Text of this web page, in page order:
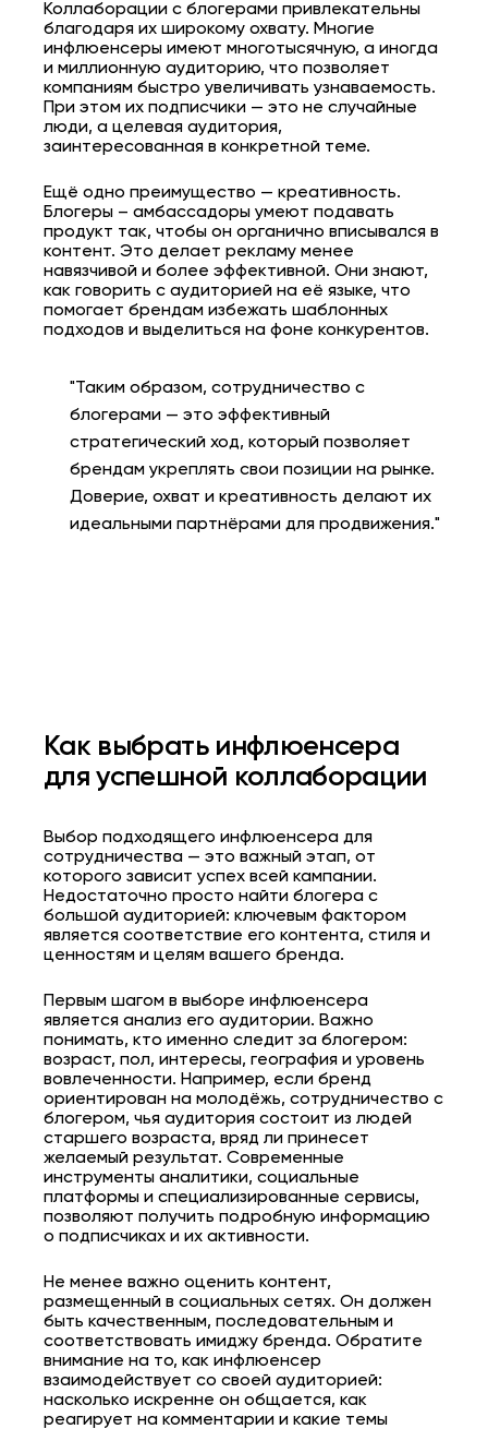
Коллаборации с блогерами привлекательны
благодаря их широкому охвату. Многие
инфлюенсеры имеют многотысячную, а иногда
и миллионную аудиторию, что позволяет
компаниям быстро увеличивать узнаваемость.
При этом их подписчики — это не случайные
люди, а целевая аудитория,
заинтересованная в конкретной теме.
Ещё одно преимущество — креативность.
Блогеры – амбассадоры умеют подавать
продукт так, чтобы он органично вписывался в
контент. Это делает рекламу менее
навязчивой и более эффективной. Они знают,
как говорить с аудиторией на её языке, что
помогает брендам избежать шаблонных
подходов и выделиться на фоне конкурентов.
"Таким образом, сотрудничество с
блогерами — это эффективный
стратегический ход, который позволяет
брендам укреплять свои позиции на рынке.
Доверие, охват и креативность делают их
идеальными партнёрами для продвижения."
Как выбрать инфлюенсера
для успешной коллаборации
Выбор подходящего инфлюенсера для
сотрудничества — это важный этап, от
которого зависит успех всей кампании.
Недостаточно просто найти блогера с
большой аудиторией: ключевым фактором
является соответствие его контента, стиля и
ценностям и целям вашего бренда.
Первым шагом в выборе инфлюенсера
является анализ его аудитории. Важно
понимать, кто именно следит за блогером:
возраст, пол, интересы, география и уровень
вовлеченности. Например, если бренд
ориентирован на молодёжь, сотрудничество с
блогером, чья аудитория состоит из людей
старшего возраста, вряд ли принесет
желаемый результат. Современные
инструменты аналитики, социальные
платформы и специализированные сервисы,
позволяют получить подробную информацию
о подписчиках и их активности.
Не менее важно оценить контент,
размещенный в социальных сетях. Он должен
быть качественным, последовательным и
соответствовать имиджу бренда. Обратите
внимание на то, как инфлюенсер
взаимодействует со своей аудиторией:
насколько искренне он общается, как
реагирует на комментарии и какие темы